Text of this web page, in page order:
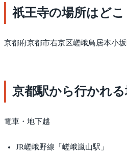
祇王寺の場所はど
京都府京都市右京区嵯峨鳥居本小
京都駅から行かれ
電車・地下越
JR嵯峨野線「嵯峨嵐山駅」